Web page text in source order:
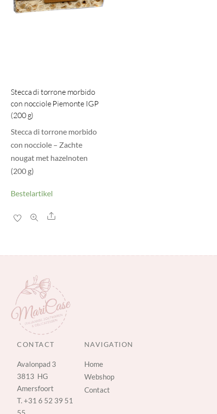
Stecca di torrone morbido
con nocciole Piemonte IGP
(200 g)
Stecca di torrone morbido
con nocciole – Zachte
nougat met hazelnoten
(200 g)
Bestelartikel
Share
CONTACT
Avalonpad 3
3813 HG
Amersfoort
T.+31 6 52 39 51
NAVIGATION
Home
Webshop
Contact